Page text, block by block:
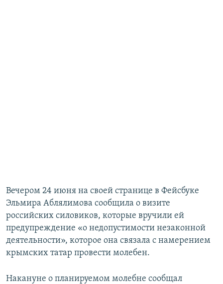
Вечером 24 июня на своей странице в Фейсбуке
Эльмира Аблялимова сообщила о визите
российских силовиков, которые вручили ей
предупреждение «о недопустимости незаконной
деятельности», которое она связала с намерением
крымских татар провести молебен.
Накануне о планируемом молебне сообщал